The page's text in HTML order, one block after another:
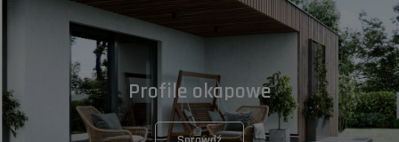
Profile okapowe